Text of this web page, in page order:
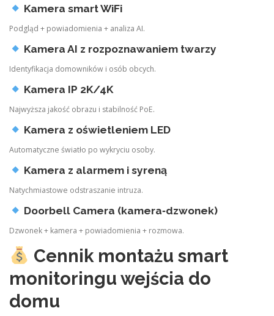
Kamera smart WiFi
Podgląd + powiadomienia + analiza AI.
Kamera AI z rozpoznawaniem twarzy
Identyfikacja domowników i osób obcych.
Kamera IP 2K/4K
Najwyższa jakość obrazu i stabilność PoE.
Kamera z oświetleniem LED
Automatyczne światło po wykryciu osoby.
Kamera z alarmem i syreną
Natychmiastowe odstraszanie intruza.
Doorbell Camera (kamera‑dzwonek)
Dzwonek + kamera + powiadomienia + rozmowa.
Cennik montażu smart
monitoringu wejścia do
domu